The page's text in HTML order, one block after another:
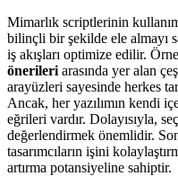
Mimarlık scriptlerinin
bilinçli bir şekilde ele almayı
iş akışları optimize edilir.
önerileri arasında yer alan
arayüzleri sayesinde herkes
Ancak, her yazılımın kendi
eğrileri vardır. Dolayısıyla,
değerlendirmek önemlidir.
tasarımcıların işini
artırma potansiyeline sahiptir.